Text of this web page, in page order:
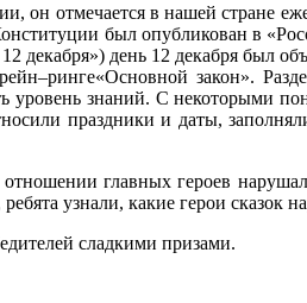
он отмечается в нашей стране
был опубликован в
день 12 декабря был
закон».
уровень знаний. С некоторыми
праздники и даты,
главных героев
узнали, какие герои
сладкими призами.